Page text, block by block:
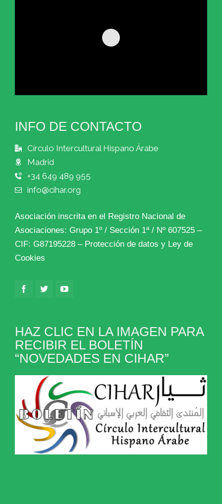
INFO DE CONTACTO
Círculo Intercultural Hispano Árabe
Madrid
+34 649 489 955
info@cihar.org
Asociación inscrita en el Registro Nacional de
Asociaciones: Grupo 1º / Sección 1ª / Nº 607525 –
CIF: G87195228 – Protección de datos y Ley de
Cookies
HAZ CLIC EN LA IMAGEN PARA
RECIBIR EL BOLETÍN
“NOVEDADES EN CIHAR”